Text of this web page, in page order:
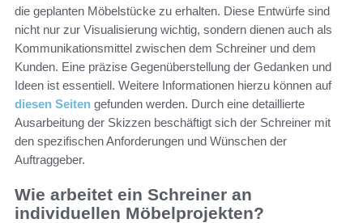
die geplanten Möbelstücke zu erhalten. Diese Entwürfe sind
nicht nur zur Visualisierung wichtig, sondern dienen auch als
Kommunikationsmittel zwischen dem Schreiner und dem
Kunden. Eine präzise Gegenüberstellung der Gedanken und
Ideen ist essentiell. Weitere Informationen hierzu können auf
diesen Seiten gefunden werden. Durch eine detaillierte
Ausarbeitung der Skizzen beschäftigt sich der Schreiner mit
den spezifischen Anforderungen und Wünschen der
Auftraggeber.
Wie arbeitet ein Schreiner an
individuellen Möbelprojekten?